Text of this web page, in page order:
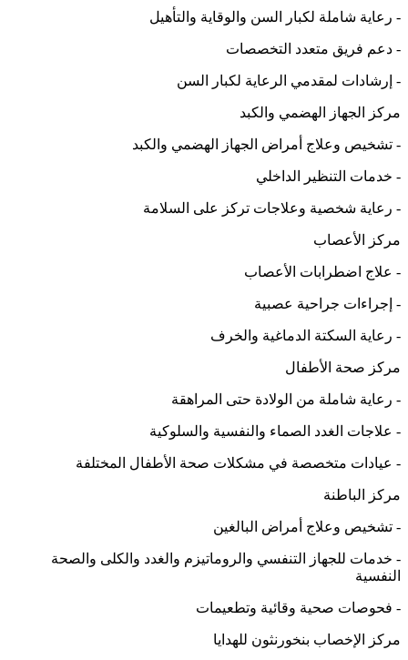
- رعاية شاملة لكبار السن والوقاية والتأهيل
- دعم فريق متعدد التخصصات
- إرشادات لمقدمي الرعاية لكبار السن
مركز الجهاز الهضمي والكبد
- تشخيص وعلاج أمراض الجهاز الهضمي والكبد
- خدمات التنظير الداخلي
- رعاية شخصية وعلاجات تركز على السلامة
مركز الأعصاب
- علاج اضطرابات الأعصاب
- إجراءات جراحية عصبية
- رعاية السكتة الدماغية والخرف
مركز صحة الأطفال
- رعاية شاملة من الولادة حتى المراهقة
- علاجات الغدد الصماء والنفسية والسلوكية
- عيادات متخصصة في مشكلات صحة الأطفال المختلفة
مركز الباطنة
- تشخيص وعلاج أمراض البالغين
- خدمات للجهاز التنفسي والروماتيزم والغدد والكلى والصحة
النفسية
- فحوصات صحية وقائية وتطعيمات
مركز الإخصاب بنخورنثون للهدايا